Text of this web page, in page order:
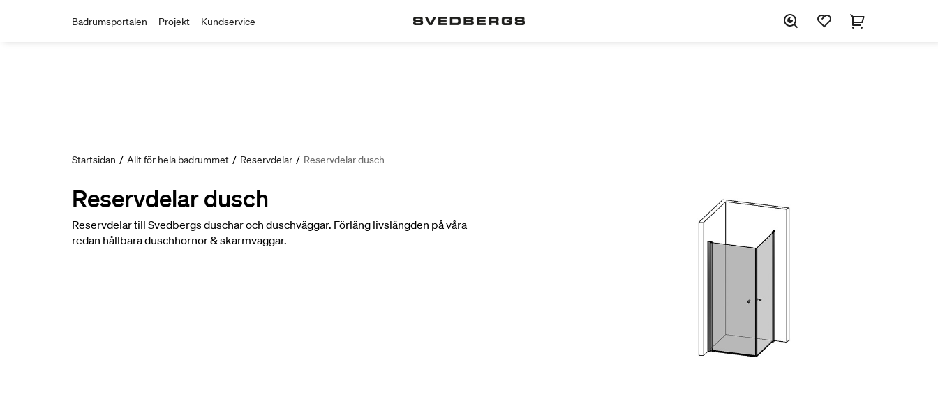
Badrumsportalen Projekt Kundservice
Startsidan / Allt för hela badrummet / Reservdelar / Reservdelar dusch
Reservdelar dusch
Reservdelar till Svedbergs duschar och duschväggar. Förläng livslängden på våra
redan hållbara duschhörnor & skärmväggar.